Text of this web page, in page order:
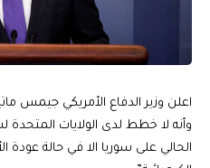
اعلن وزير الدفاع الأمريكي جيمس
وأنه لا خطط لدى الولايات
الحالي على سوريا الا في حالة عودة